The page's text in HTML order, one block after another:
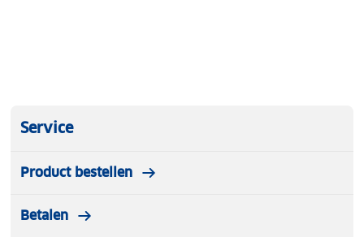
De belangrijkste specificaties:
Breedte: ca. 300 cm
Materiaal doek: 180g/m² polyester
Service
Product bestellen
Betalen